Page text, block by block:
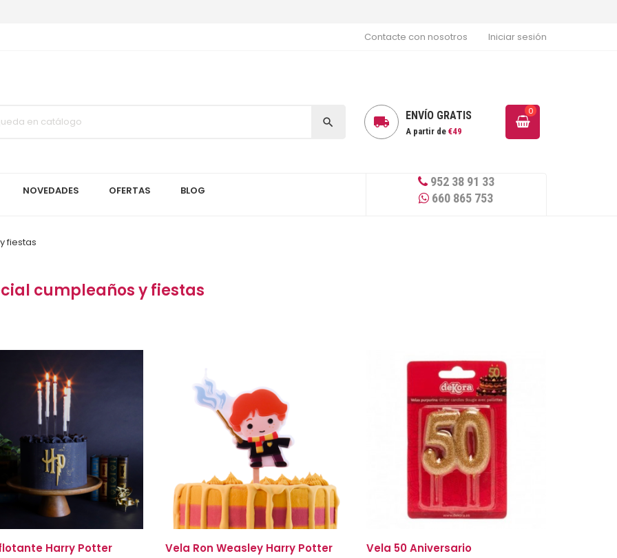
Iniciar sesión
Contacte con nosotros
  ENVÍO GRATIS
A partir de €49
0
NOVEDADES OFERTAS BLOG
952 38 91 33
660 865 753
fiestas
cumpleaños y fiestas
Harry Potter Vela Ron Weasley Harry Potter Vela 50 Aniversario